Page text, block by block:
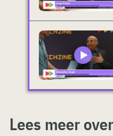
Lees meer